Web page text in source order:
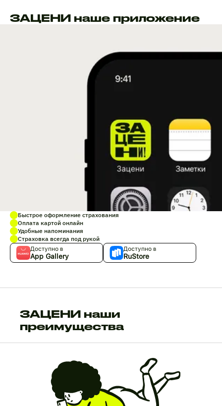
ЗАЦЕНИ наше приложение
Быстрое оформление страхования
Оплата картой онлайн
Удобные напоминания
Страховка всегда под рукой
Доступно в
App Gallery
Доступно в
RuStore
ЗАЦЕНИ наши
преимущества